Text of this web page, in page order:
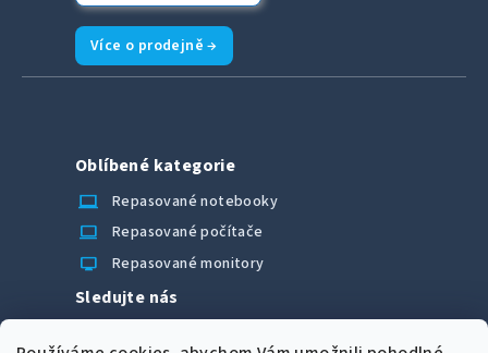
Více o prodejně →
Oblíbené kategorie
laptop_chromebook
Repasované notebooky
computer Repasované počítače
monitor Repasované monitory
Sledujte nás